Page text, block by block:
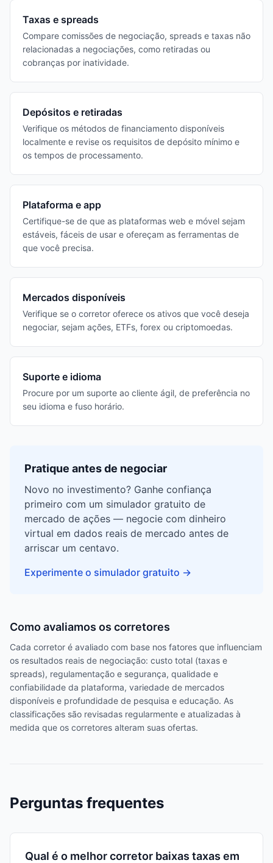
Taxas e spreads
Compare comissões de negociação, spreads e taxas não
relacionadas a negociações, como retiradas ou
cobranças por inatividade.
Depósitos e retiradas
Verifique os métodos de financiamento disponíveis
localmente e revise os requisitos de depósito mínimo e
os tempos de processamento.
Plataforma e app
Certifique-se de que as plataformas web e móvel sejam
estáveis, fáceis de usar e ofereçam as ferramentas de
que você precisa.
Mercados disponíveis
Verifique se o corretor oferece os ativos que você deseja
negociar, sejam ações, ETFs, forex ou criptomoedas.
Suporte e idioma
Procure por um suporte ao cliente ágil, de preferência no
seu idioma e fuso horário.
Pratique antes de negociar
Novo no investimento? Ganhe confiança
primeiro com um simulador gratuito de
mercado de ações — negocie com dinheiro
virtual em dados reais de mercado antes de
arriscar um centavo.
Experimente o simulador gratuito →
Como avaliamos os corretores
Cada corretor é avaliado com base nos fatores que influenciam
os resultados reais de negociação: custo total (taxas e
spreads), regulamentação e segurança, qualidade e
confiabilidade da plataforma, variedade de mercados
disponíveis e profundidade de pesquisa e educação. As
classificações são revisadas regularmente e atualizadas à
medida que os corretores alteram suas ofertas.
Perguntas frequentes
Qual é o melhor corretor baixas taxas em